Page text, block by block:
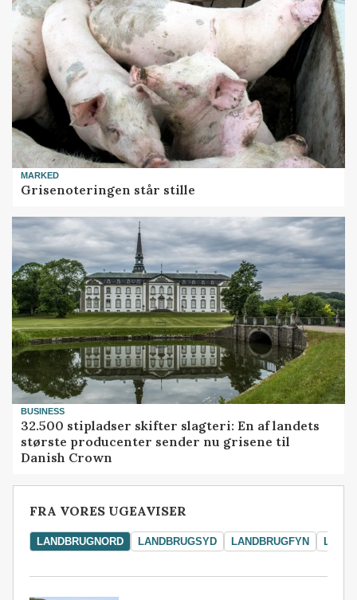
MARKED
Grisenoteringen står stille
BUSINESS
32.500 stipladser skifter slagteri: En af landets
største producenter sender nu grisene til
Danish Crown
FRA VORES UGEAVISER
LANDBRUGNORD LANDBRUGSYD LANDBRUGFYN